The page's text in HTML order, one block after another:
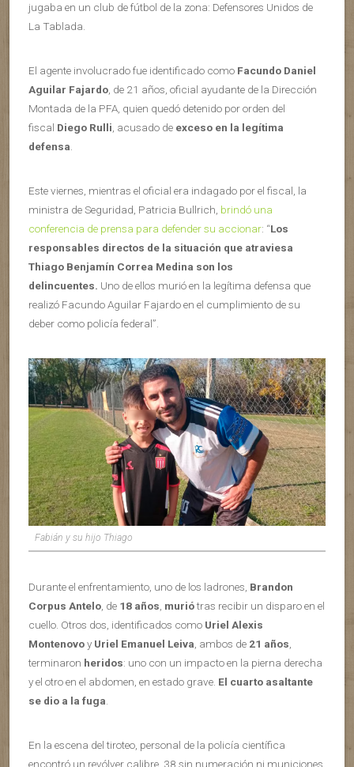
jugaba en un club de fútbol de la zona: Defensores Unidos de
La Tablada.
El agente involucrado fue identificado como Facundo Daniel
Aguilar Fajardo , de 21 años, oficial ayudante de la Dirección
Montada de la PFA, quien quedó detenido por orden del
fiscal Diego Rulli , acusado de exceso en la legítima
defensa
Este viernes, mientras el oficial era indagado por el fiscal, la
ministra de Seguridad, Patricia Bullrich, brindó una
conferencia de prensa para defender su accionar: “Los
responsables directos de la situación que atraviesa
Thiago Benjamín Correa Medina son los
delincuentes. Uno de ellos murió en la legítima defensa que
realizó Facundo Aguilar Fajardo en el cumplimiento de su
deber como policía federal”.
Fabián y su hijo Thiago
Durante el enfrentamiento, uno de los ladrones, Brandon
Corpus Antelo , de 18 años muriótras recibir un disparo en el
cuello. Otros dos, identificados como Uriel Alexis
Montenovoy Uriel Emanuel Leiva , ambos de 21 años
terminaron heridos: uno con un impacto en la pierna derecha
y el otro en el abdomen, en estado grave. El cuarto asaltante
se dio a la fuga
En la escena del tiroteo, personal de la policía científica
encontró un revólver calibre .38 sin numeración ni municiones,